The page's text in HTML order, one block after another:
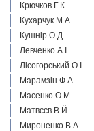
Крючков Г.К.
Кухарчук М.А.
Кушнір О.Д.
Левченко А.І.
Лісогорський О.І.
Марамзін Ф.А.
Масенко О.М.
Матвєєв В.Й.
Мироненко В.А.